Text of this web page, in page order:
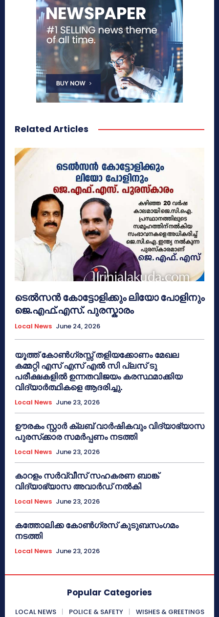
Related Articles
ടെൽസൻ കോട്ടോളിക്കും ലിയോ പോളിനും
ജെ.എഫ്.എസ്. പുരസ്കാരം
Local News June 24, 2026
യൂത്ത് കോൺഗ്രസ്സ് തളിയക്കോണം മേഖല
കമ്മറ്റി എസ് എസ് എൽ സി പ്ലസ് ടു
പരീക്ഷകളിൽ ഉന്നതവിജയം കരസ്ഥമാക്കിയ
വിദ്യാർത്ഥികളെ ആദരിച്ചു.
Local News June 23, 2026
ഊരകം സ്റ്റാർ ക്ലബ് വാർഷികവും വിദ്യാഭ്യാസ
പുരസ്‌ക്കാര സമർപ്പണം നടത്തി
Local News June 23, 2026
കാറളം സർവ്വീസ് സഹകരണ ബാങ്ക്
വിദ്യാഭ്യാസ അവാർഡ് നൽകി
Local News June 23, 2026
കത്തോലിക്ക കോൺഗ്രസ് കുടുബസംഗമം
നടത്തി
Local News June 23, 2026
Popular Categories
LOCAL NEWS POLICE & SAFETY
WISHES & GREETINGS